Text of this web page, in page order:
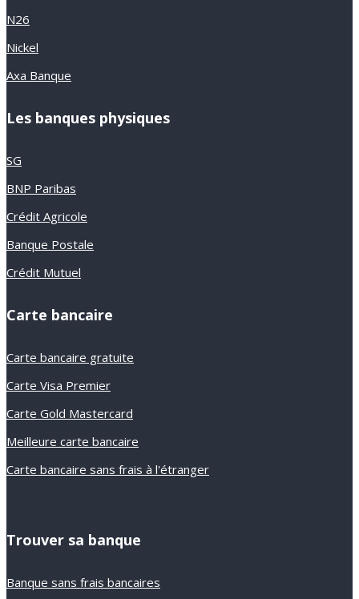
N26
Nickel
Axa Banque
Les banques physiques
SG
BNP Paribas
Crédit Agricole
Banque Postale
Crédit Mutuel
Carte bancaire
Carte bancaire gratuite
Carte Visa Premier
Carte Gold Mastercard
Meilleure carte bancaire
Carte bancaire sans frais à l'étranger
Trouver sa banque
Banque sans frais bancaires